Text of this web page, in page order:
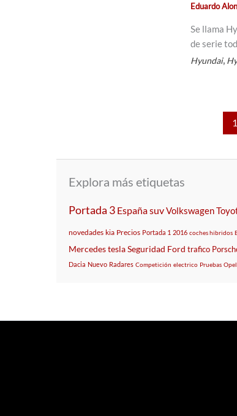
Eduardo
Se llama
de serie
Hyundai,
1
Explora más etiquetas
Portada 3 EspañasuvVolkswagen
novedades kia Precios Portada 1 2016 coches hibridos
MercedesteslaSeguridad Ford trafico
Dacia Nuevo Radares Competición electrico Pruebas Opel